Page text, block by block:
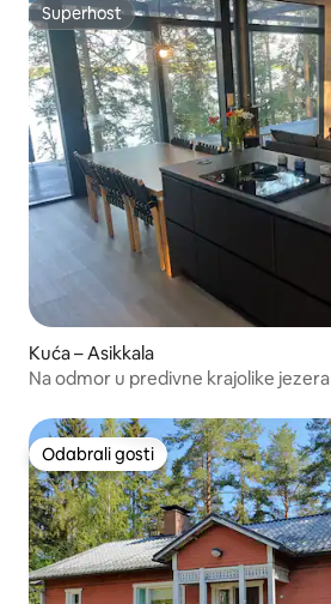
Superhost
Superhost
Kuća – Asikkala
Na odmor u predivne krajolike jezera
Odabrali gosti
Odabrali gosti